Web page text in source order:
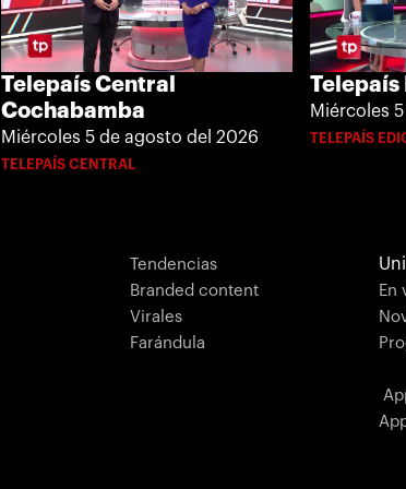
Telepaís Central
Cochabamba
Miércoles 5 de agosto del 2026
TELEPAÍS CENTRAL
Telepaís
Miércoles
TELEPAÍS
Tendencias
Branded content
Virales
Farándula
En